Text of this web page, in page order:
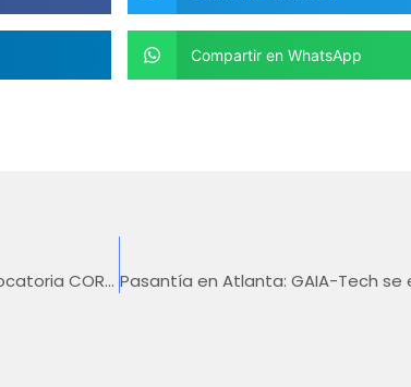
Compartir en WhatsApp
Deep-Hub se adjudica Capital Semilla gracias a convocatoria CORFO